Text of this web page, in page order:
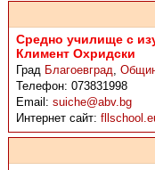
Средно училище с
Климент Охридски
Град Благоевград,
Телефон:073831998
Email:suiche@abv.bg
Интернет сайт: